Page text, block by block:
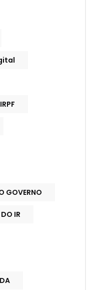
GOVERNO
IR